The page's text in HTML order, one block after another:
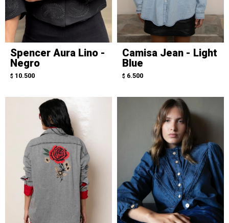
Spencer Aura Lino -
Negro
$ 10.500
Camisa Jean - Light
Blue
$ 6.500